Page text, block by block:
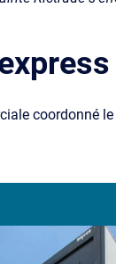
coordonné